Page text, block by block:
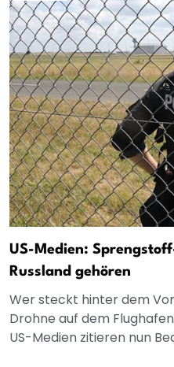
US-Medien:
Russland gehören
Wer steckt hinter dem
Drohne auf dem
US-Medien zitieren nun